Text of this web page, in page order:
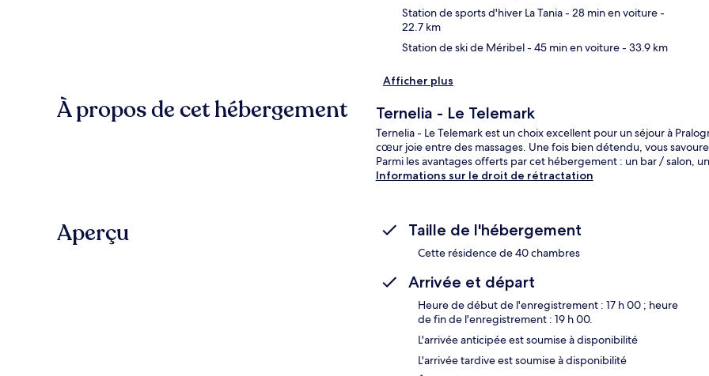
Station de sports d'hiver La Tania- 28 min en voiture-
22.7 km
Station de ski de Méribel- 45 min en voiture- 33.9 km
Afficher plus
À propos de cet hébergement Ternelia - Le Telemark
Ternelia - Le Telemark est un choix excellent pour un séjour à
cœur joie entre des massages. Une fois bien détendu, vous
Parmi les avantages offerts par cet hébergement : un bar / salon,
Informations sur le droit de rétractation
Aperçu Taille de l'hébergement
Cette résidence de 40 chambres
Arrivée et départ
Heure de début de l'enregistrement : 17 h 00 ; heure
de fin de l'enregistrement : 19 h 00.
L'arrivée anticipée est soumise à disponibilité
L'arrivée tardive est soumise à disponibilité